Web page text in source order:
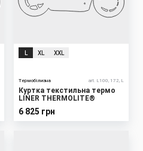
XL XXL
Термобілизна art. L100, 172, L
Куртка текстильна термо
LINER THERMOLITE®
6 825 грн